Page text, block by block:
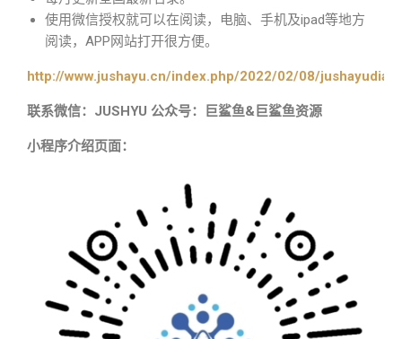
使用微信授权就可以在阅读，电脑、手机及ipad等地方
阅读，APP网站打开很方便。
http://www.jushayu.cn/index.php/2022/02/08/
联系微信：JUSHYU 公众号：巨鲨鱼&巨鲨鱼资源
小程序介绍页面：